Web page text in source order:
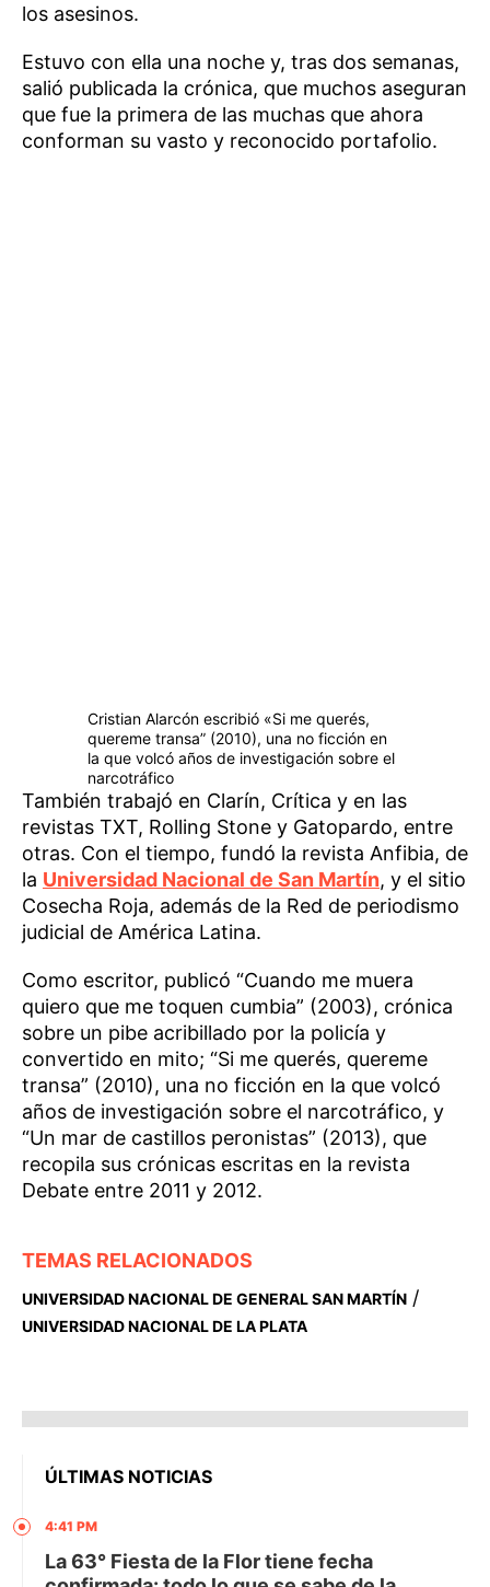
los asesinos.
Estuvo con ella una noche y, tras dos semanas,
salió publicada la crónica, que muchos aseguran
que fue la primera de las muchas que ahora
conforman su vasto y reconocido portafolio.
Cristian Alarcón escribió «Si me querés,
quereme transa” (2010), una no ficción en
la que volcó años de investigación sobre el
narcotráfico
También trabajó en Clarín, Crítica y en las
revistas TXT, Rolling Stone y Gatopardo, entre
otras. Con el tiempo, fundó la revista Anfibia, de
la Universidad Nacional de San Martín, y el sitio
Cosecha Roja, además de la Red de periodismo
judicial de América Latina.
Como escritor, publicó “Cuando me muera
quiero que me toquen cumbia” (2003), crónica
sobre un pibe acribillado por la policía y
convertido en mito; “Si me querés, quereme
transa” (2010), una no ficción en la que volcó
años de investigación sobre el narcotráfico, y
“Un mar de castillos peronistas” (2013), que
recopila sus crónicas escritas en la revista
Debate entre 2011 y 2012.
TEMAS RELACIONADOS
UNIVERSIDAD NACIONAL DE GENERAL SAN MARTÍN /
UNIVERSIDAD NACIONAL DE LA PLATA
ÚLTIMAS NOTICIAS
4:41 PM
La 63° Fiesta de la Flor tiene fecha